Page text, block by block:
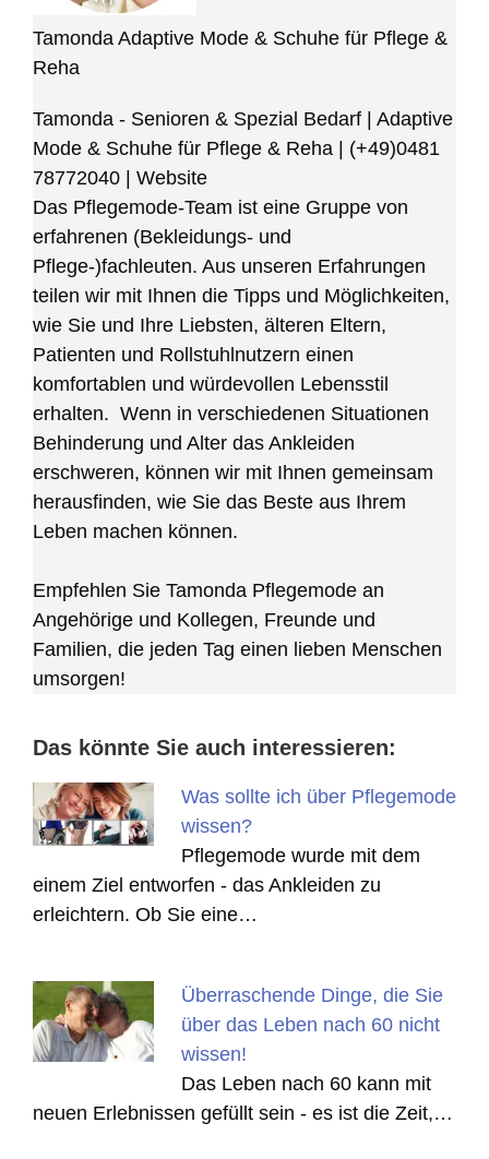
Tamonda Adaptive Mode & Schuhe für Pflege &
Reha
Tamonda - Senioren & Spezial Bedarf | Adaptive
Mode & Schuhe für Pflege & Reha
(+49)0481
78772040
Website
Das Pflegemode-Team ist eine Gruppe von
erfahrenen (Bekleidungs- und
Pflege-)fachleuten. Aus unseren Erfahrungen
teilen wir mit Ihnen die Tipps und Möglichkeiten,
wie Sie und Ihre Liebsten, älteren Eltern,
Patienten und Rollstuhlnutzern einen
komfortablen und würdevollen Lebensstil
erhalten. Wenn in verschiedenen Situationen
Behinderung und Alter das Ankleiden
erschweren, können wir mit Ihnen gemeinsam
herausfinden, wie Sie das Beste aus Ihrem
Leben machen können.
Empfehlen Sie Tamonda Pflegemode an
Angehörige und Kollegen, Freunde und
Familien, die jeden Tag einen lieben Menschen
umsorgen!
Das könnte Sie auch interessieren:
Was sollte ich über Pflegemode
wissen?
Pflegemode wurde mit dem
einem Ziel entworfen - das Ankleiden zu
erleichtern. Ob Sie eine…
Überraschende Dinge, die Sie
über das Leben nach 60 nicht
wissen!
Das Leben nach 60 kann mit
neuen Erlebnissen gefüllt sein - es ist die Zeit,…